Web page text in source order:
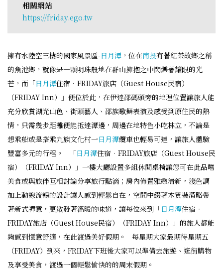
相關網站
https://friday.ego.tw
擁有水陸空三棲的國家風景區-日月潭 ，位在南投有著紅茶故鄉之稱
的魚池鄉，就像是一顆明珠般地在群山擁抱之中閃爍著耀眼的光
芒，而「日月潭住宿‧FRIDAY旅店（Guest House民宿）
（FRIDAY Inn）」便位於此，在伊達邵碼頭旁的地理位置讓旅人能
充分欣賞湖光山色、街頭藝人、邵族歌舞表演及感受到原住民的熱
情，只需幾步距離便能抵達潭邊，周邊在地特色小吃林立，不論是
想乘船或是搭乘九族文化村一日月潭纜車也輕易可達，讓旅人體驗
豐富多元的行程。 「日月潭住宿‧FRIDAY旅店（Guest House民
宿）（FRIDAY Inn）」一樓大廳設置多組休閒桌椅讓您可在此品嚐
美食或與旅伴互相討論分享旅行點滴；房內佈置雅緻清新，淺色調
加上動線流暢的設計讓人感到輕鬆自在，空間中綴著木質裝潢略帶
著新式禪意，更散發著溫暖的味道，讓每位來到「日月潭住宿‧
FRIDAY旅店（Guest House民宿）（FRIDAY Inn）」的旅人都能
夠感到愜意舒適，在此渡過美好假期。 每星期大家最期待星期五
（FRIDAY）到來，FRIDAY下班後大家可以準備去旅遊、逛街購物
及享受美食，渡過一個輕鬆愉快的的周末假期。